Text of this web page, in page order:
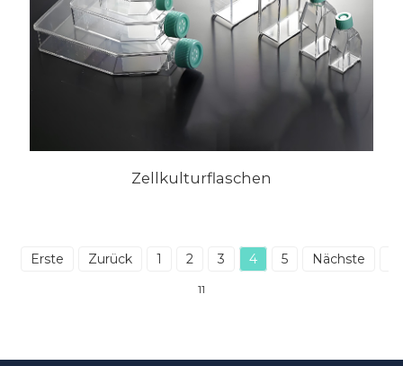
Zellkulturflaschen
Erste Zurück 1 2 3 4 5 Nächste
11